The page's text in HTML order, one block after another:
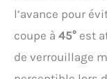
l’avance pour
coupe à 45° est
de verrouillage